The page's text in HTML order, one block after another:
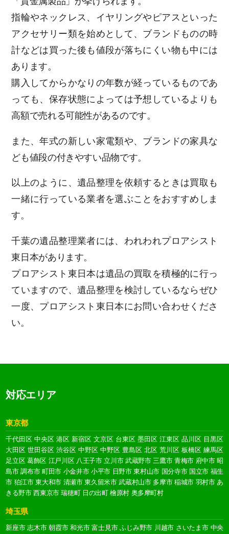
指輪やネックレス、イヤリングやピアスといった
アクセサリー類を始めとして、ブランドものの時
計などは買った後も値段が落ちにくい物も中には
あります。
購入してからかなりの年数が経っているものであ
っても、保存状態によっては予想しているよりも
高額で売れる可能性があるのです。
また、年式の新しい家電類や、ブランドの家具な
ども値段の付きやすい品物です。
以上のように、遺品整理を依頼するときは買取も
一緒に行っている業者を選ぶことをおすすめしま
す。
千葉の遺品整理業者には、われわれプロアシスト
東日本があります。
プロアシスト東日本は遺品の買取を積極的に行っ
ていますので、遺品整理を検討しているならぜひ
一度、プロアシスト東日本にお問い合わせくださ
い。
対応エリア
東京都
千代田区 中央区 港区 新宿区 文京区 台東区 墨田区 江東区 品川区 目黒区
大田区 世田谷区 渋谷区 中野区 中野区 豊島区 北区 荒川区 板橋区 練馬区
足立区 葛飾区 江戸川区 八王子市 立川市 武蔵野市 三鷹市 青梅市 府中市 昭
島市 調布市 町田市 小金井市 小平市 日野市 東村山市 国分寺市 国立市 福生
市 狛江市 東大和市 清瀬市 東久留米市 武蔵村山市 多摩市 稲城市 羽村市 あ
きる野市 西東京市 瑞穂町 日の出町 檜原村 奥多摩町村
埼玉県
新座市 志木市 朝霞市 和光市 富士見市 ふじみ野市 川越市 さいたま市 中央